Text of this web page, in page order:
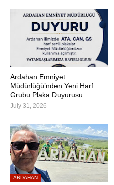
Ardahan Emniyet
Müdürlüğü’nden Yeni Harf
Grubu Plaka Duyurusu
July 31, 2026
ARDAHAN